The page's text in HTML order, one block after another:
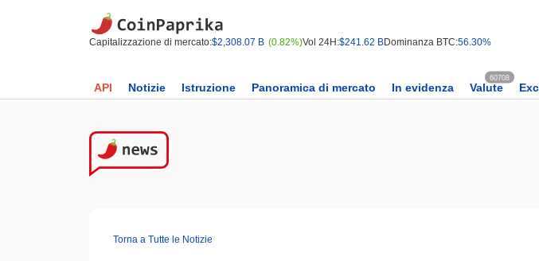
Capitalizzazione di mercato:$2,308.07 B (0.82%)Vol 24H:$241.62 BDominanza BTC:56.30%
API Notizie Istruzione Panoramica di mercato In evidenza Valute
60708
Torna a Tutte le Notizie